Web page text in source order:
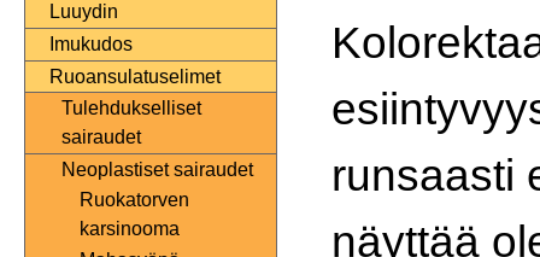
Luuydin
Imukudos
Ruoansulatuselimet
Tulehdukselliset
sairaudet
Neoplastiset sairaudet
Ruokatorven
karsinooma
runsaasti
näyttää